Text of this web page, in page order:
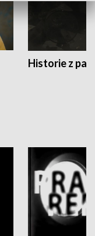
Historie z